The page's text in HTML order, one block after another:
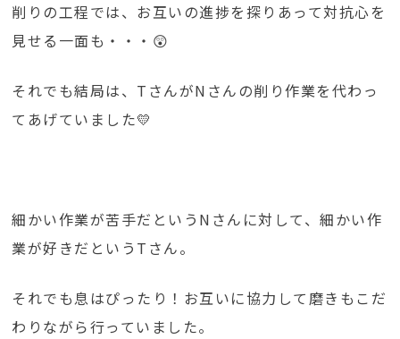
削りの工程では、お互いの進捗を探りあって対抗心を
見せる一面も・・・😲
それでも結局は、TさんがNさんの削り作業を代わっ
てあげていました💛
細かい作業が苦手だというNさんに対して、細かい作
業が好きだというTさん。
それでも息はぴったり！お互いに協力して磨きもこだ
わりながら行っていました。